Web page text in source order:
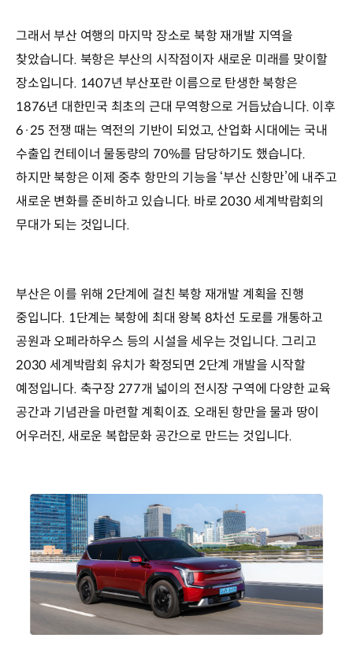
그래서 부산 여행의 마지막 장소로 북항 재개발 지역을
찾았습니다. 북항은 부산의 시작점이자 새로운 미래를 맞이할
장소입니다. 1407년 부산포란 이름으로 탄생한 북항은
1876년 대한민국 최초의 근대 무역항으로 거듭났습니다. 이후
6·25 전쟁 때는 역전의 기반이 되었고, 산업화 시대에는 국내
수출입 컨테이너 물동량의 70%를 담당하기도 했습니다.
하지만 북항은 이제 중추 항만의 기능을 ‘부산 신항만’에 내주고
새로운 변화를 준비하고 있습니다. 바로 2030 세계박람회의
무대가 되는 것입니다.
부산은 이를 위해 2단계에 걸친 북항 재개발 계획을 진행
중입니다. 1단계는 북항에 최대 왕복 8차선 도로를 개통하고
공원과 오페라하우스 등의 시설을 세우는 것입니다. 그리고
2030 세계박람회 유치가 확정되면 2단계 개발을 시작할
예정입니다. 축구장 277개 넓이의 전시장 구역에 다양한 교육
공간과 기념관을 마련할 계획이죠. 오래된 항만을 물과 땅이
어우러진, 새로운 복합문화 공간으로 만드는 것입니다.